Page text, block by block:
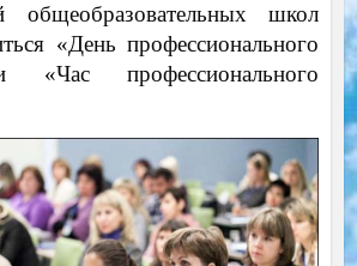
общеобразовательных школ
«День профессионального
«Час профессионального